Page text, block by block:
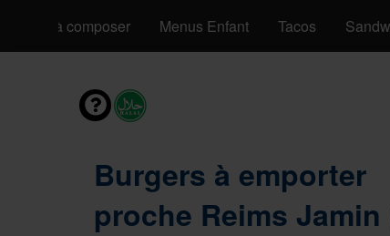
Pizzas à composer Menus Enfant Tacos
Burgers à emporter
proche Reims Jamin